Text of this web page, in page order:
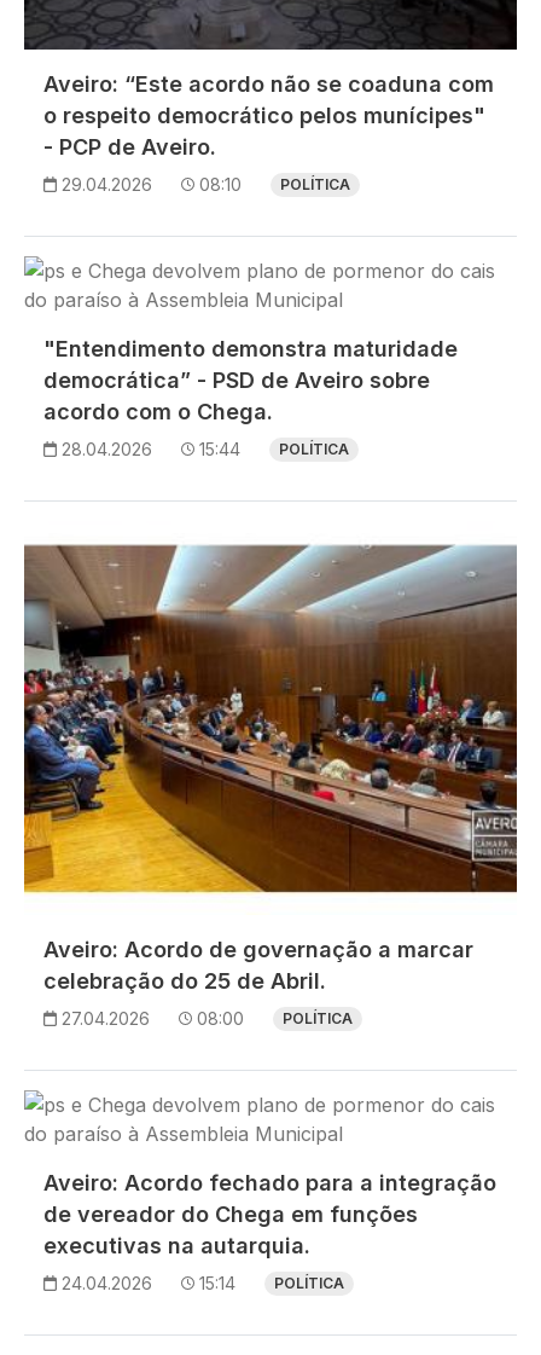
Aveiro: “Este acordo não se coaduna com
o respeito democrático pelos munícipes"
- PCP de Aveiro.
29.04.2026 08:10 POLÍTICA
Imagem
"Entendimento demonstra maturidade
democrática” - PSD de Aveiro sobre
acordo com o Chega.
28.04.2026 15:44 POLÍTICA
Aveiro: Acordo de governação a marcar
celebração do 25 de Abril.
27.04.2026 08:00 POLÍTICA
Imagem
Aveiro: Acordo fechado para a integração
de vereador do Chega em funções
executivas na autarquia.
24.04.2026 15:14 POLÍTICA